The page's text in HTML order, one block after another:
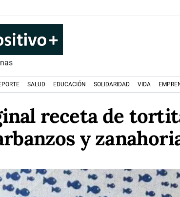
SALUD EDUCACIÓN SOLIDARIDAD VIDA
receta de
y